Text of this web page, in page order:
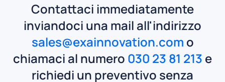
Contattaci immediatamente
inviandoci una mail all'indirizzo
sales@exainnovation.com o
chiamaci al numero 030 23 81 213 e
richiedi un preventivo senza